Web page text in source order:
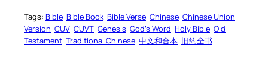
Tags: Bible Bible Book Bible Verse Chinese Chinese Union
Version CUV CUVT Genesis God’s Word Holy Bible Old
Testament Traditional Chinese 中文和合本 旧约全书